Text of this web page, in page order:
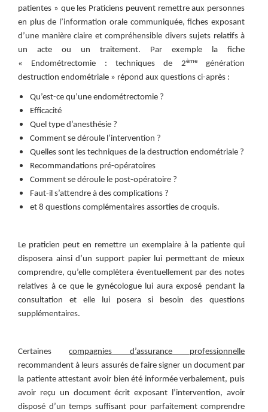
patientes » que les Praticiens peuvent remettre aux personnes
en plus de l’information orale communiquée, fiches exposant
d’une manière claire et compréhensible divers sujets relatifs à
un acte ou un traitement. Par exemple la fiche
« Endométrectomie : techniques de 2èmegénération
destruction endométriale » répond aux questions ci-après :
Qu’est-ce qu’une endométrectomie ?
Efficacité
Quel type d’anesthésie ?
Comment se déroule l’intervention ?
Quelles sont les techniques de la destruction endométriale ?
Recommandations pré-opératoires
Comment se déroule le post-opératoire ?
Faut-il s’attendre à des complications ?
et 8 questions complémentaires assorties de croquis.
Le praticien peut en remettre un exemplaire à la patiente qui
disposera ainsi d’un support papier lui permettant de mieux
comprendre, qu’elle complètera éventuellement par des notes
relatives à ce que le gynécologue lui aura exposé pendant la
consultation et elle lui posera si besoin des questions
supplémentaires.
Certainescompagnies d’assurance professionnelle
recommandent à leurs assurés de faire signer un document par
la patiente attestant avoir bien été informée verbalement, puis
avoir reçu un document écrit exposant l’intervention, avoir
disposé d’un temps suffisant pour parfaitement comprendre